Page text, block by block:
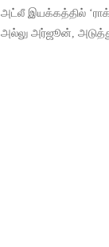
அட்லீ இயக்கத்தில்
அல்லு அர்ஜூன்,